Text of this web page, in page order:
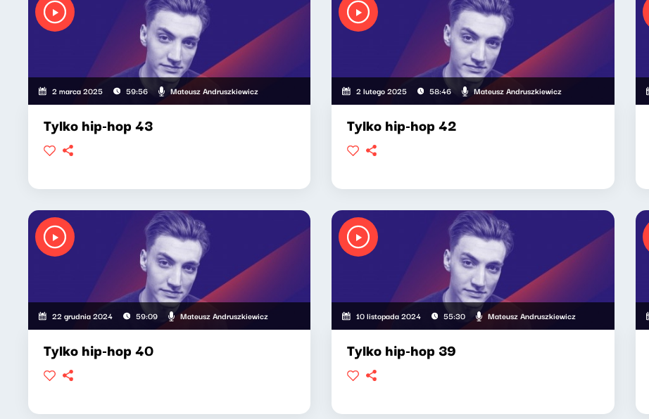
2 marca 2025 59:56 Mateusz Andruszkiewicz
Tylko hip-hop 43
2 lutego 2025 58:46 Mateusz Andruszkiewicz
Tylko hip-hop 42
22 grudnia 2024 59:09 Mateusz Andruszkiewicz
Tylko hip-hop 40
10 listopada 2024 55:30 Mateusz Andruszkiewicz
Tylko hip-hop 39